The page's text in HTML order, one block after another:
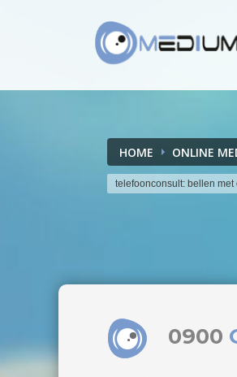
HOME ONLINE
telefoonconsult: bellen
0900